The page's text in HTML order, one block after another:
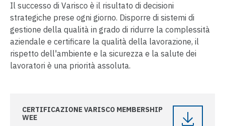
Il successo di Varisco è il risultato di decisioni
strategiche prese ogni giorno. Disporre di sistemi di
gestione della qualità in grado di ridurre la complessità
aziendale e certificare la qualità della lavorazione, il
rispetto dell'ambiente e la sicurezza e la salute dei
lavoratori è una priorità assoluta.
CERTIFICAZIONE VARISCO MEMBERSHIP
WEE